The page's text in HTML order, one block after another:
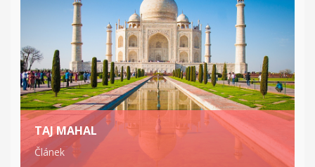
TAJ MAHAL
Článek